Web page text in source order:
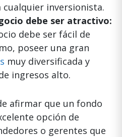
inversionista.
debe ser atractivo:
debe ser fácil de
poseer una gran
muy diversificada y
ingresos alto.
afirmar que un fondo
opción de
o gerentes que